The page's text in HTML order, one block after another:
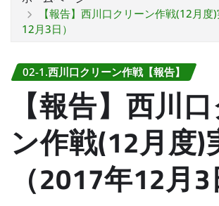
【報告】西川口クリーン作戦(12月
12月3日）
02-1.西川口クリーン作戦【報告】
【報告】西川
ン作戦(12月度)
（2017年12月3